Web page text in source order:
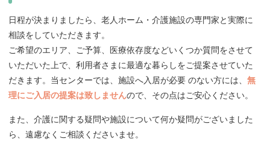
日程が決まりましたら、老人ホーム・介護施設の専門家と実際に
相談をしていただきます。
ご希望のエリア、ご予算、医療依存度などいくつか質問をさせて
いただいた上で、利用者さまに最適な暮らしをご提案させていた
だきます。当センターでは、施設へ入居が必要 のない方には、無
理にご入居の提案は致しませんので、その点はご安心ください。
また、介護に関する疑問や施設について何か疑問がございました
ら、遠慮なくご相談くださいませ。